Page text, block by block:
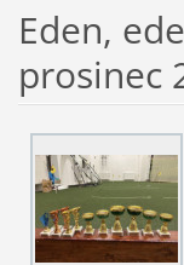
Eden,
prosinec